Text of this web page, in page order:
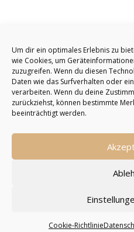
Um dir ein optimales Erlebnis zu
wie Cookies, um
zuzugreifen. Wenn du diesen
Daten wie das Surfverhalten oder
verarbeiten. Wenn du deine
zurückziehst, können bestimmte
beeinträchtigt werden.
Cookie-Richtlinie